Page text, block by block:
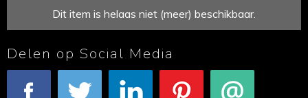
Dit item is helaas niet (meer) beschikbaar.
Delen op Social Media